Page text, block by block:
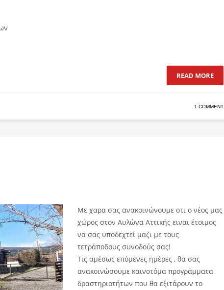
READ MORE
1 COMMENT
Με χαρα σας ανακοινώνουμε οτι ο νέος μας
χώρος στον Αυλώνα Αττικής ειναι έτοιμος
να σας υποδεχτεί μαζι με τους
τετράποδους συνοδούς σας!
Τις αμέσως επόμενες ημέρες , θα σας
ανακοινώσουμε καινοτόμα προγράμματα
δραστηριοτήτων που θα εξιτάρουν το